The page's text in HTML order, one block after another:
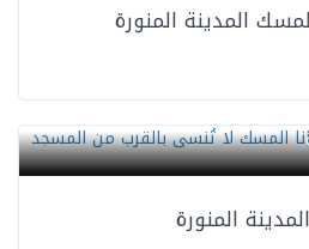
المدينة المنورة
المنورة